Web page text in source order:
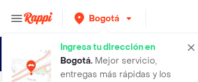
Bogotá
Ingresa tu dirección en
Bogotá. Mejor servicio,
entregas más rápidas y los